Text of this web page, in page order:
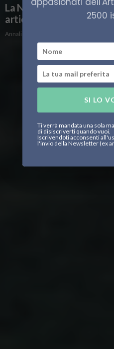
La Norvegia continuerà
artiche
Annalisa Gozzi
2500
SI LO
Ti verrà mandata una sola
di disiscriverti quando vuoi.
Iscrivendoti acconsenti
l'invio della Newsletter (ex